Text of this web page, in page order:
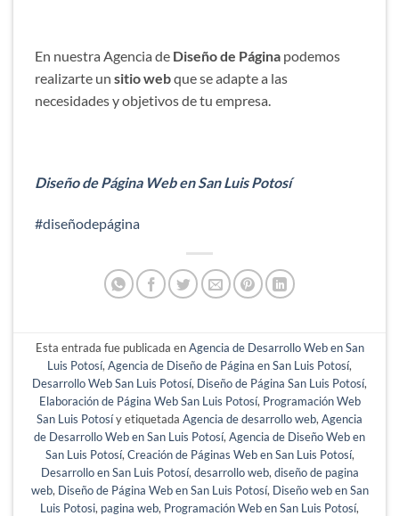
En nuestra Agencia de Diseño de Página podemos
realizarte un sitio webque se adapte a las
necesidades y objetivos de tu empresa.
Diseño de Página Web en San Luis Potosí
#diseñodepágina
Esta entrada fue publicada enAgencia de Desarrollo Web en San
Luis Potosí, Agencia de Diseño de Página en San Luis Potosí,
Desarrollo Web San Luis Potosí, Diseño de Página San Luis Potosí,
Elaboración de Página Web San Luis Potosí, Programación Web
San Luis Potosíy etiquetada Agencia de desarrollo web, Agencia
de Desarrollo Web en San Luis Potosí, Agencia de Diseño Web en
San Luis Potosí, Creación de Páginas Web en San Luis Potosí,
Desarrollo en San Luis Potosí, desarrollo web, diseño de pagina
web, Diseño de Página Web en San Luis Potosí, Diseño web en San
Luis Potosi, pagina web, Programación Web en San Luis Potosí,